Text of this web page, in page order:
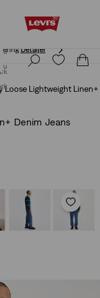
Detaljer
Loose Lightweight Linen+
Denim Jeans